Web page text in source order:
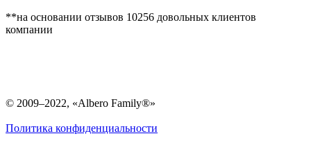
**на основании отзывов 10256 довольных клиентов
компании
© 2009–2022, «Albero Family®»
Политика конфиденциальности